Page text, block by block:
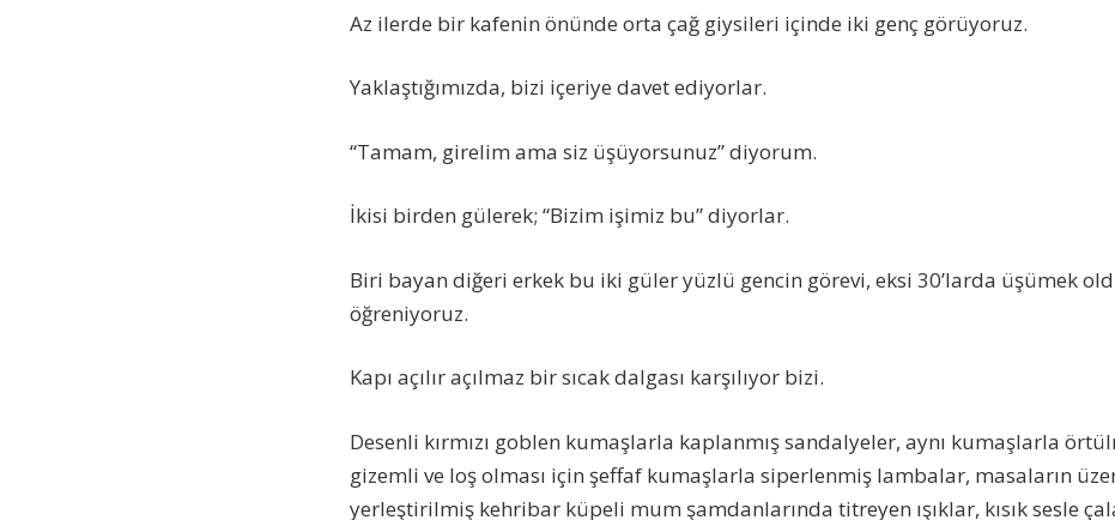
Az ilerde bir kafenin önünde orta çağ giysileri içinde iki genç görüyoruz.
Yaklaştığımızda, bizi içeriye davet ediyorlar.
“Tamam, girelim ama siz üşüyorsunuz” diyorum.
İkisi birden gülerek; “Bizim işimiz bu” diyorlar.
Biri bayan diğeri erkek bu iki güler yüzlü gencin görevi, eksi 30’larda üşümek
öğreniyoruz.
Kapı açılır açılmaz bir sıcak dalgası karşılıyor bizi.
Desenli kırmızı goblen kumaşlarla kaplanmış sandalyeler, aynı kumaşlarla
gizemli ve loş olması için şeffaf kumaşlarla siperlenmiş lambalar, masaların
yerleştirilmiş kehribar küpeli mum şamdanlarında titreyen ışıklar, kısık sesle